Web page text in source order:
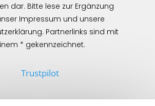
dar. Bitte lese zur Ergänzung
Impressum und unsere
Partnerlinks sind mit
* gekennzeichnet.
Trustpilot